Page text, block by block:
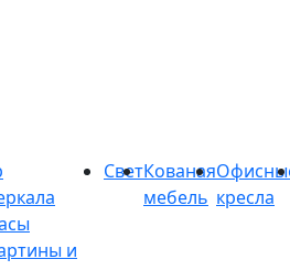
и
СветКованая
мебель кресла